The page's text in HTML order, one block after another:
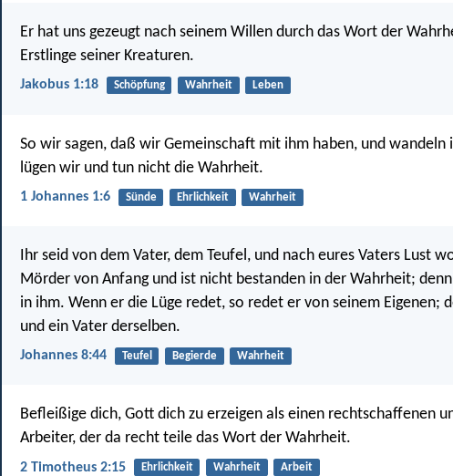
Er hat uns gezeugt nach seinem Willen durch das Wort der
Erstlinge seiner Kreaturen.
Jakobus 1:18 Schöpfung Wahrheit Leben
So wir sagen, daß wir Gemeinschaft mit ihm haben, und wandeln
lügen wir und tun nicht die Wahrheit.
1 Johannes 1:6 Sünde Ehrlichkeit Wahrheit
Ihr seid von dem Vater, dem Teufel, und nach eures Vaters Lust
Mörder von Anfang und ist nicht bestanden in der Wahrheit;
in ihm. Wenn er die Lüge redet, so redet er von seinem Eigenen;
und ein Vater derselben.
Johannes 8:44 Teufel Begierde Wahrheit
Befleißige dich, Gott dich zu erzeigen als einen rechtschaffenen
Arbeiter, der da recht teile das Wort der Wahrheit.
2 Timotheus 2:15 Ehrlichkeit Wahrheit Arbeit